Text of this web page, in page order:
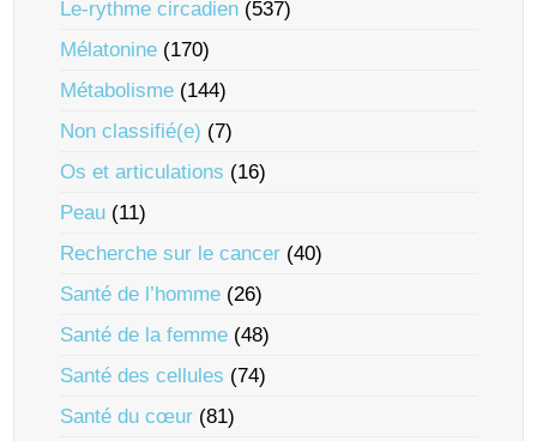
Le-rythme circadien (537)
Mélatonine (170)
Métabolisme (144)
Non classifié(e) (7)
Os et articulations (16)
Peau (11)
Recherche sur le cancer (40)
Santé de l’homme (26)
Santé de la femme (48)
Santé des cellules (74)
Santé du cœur (81)